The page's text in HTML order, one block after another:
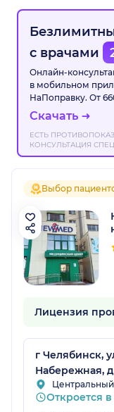
с врачами
Онлайн-
в мобильном
НаПоправку. От
Скачать
ЕСТЬ
КОНСУЛЬТАЦИЯ
Выбор
Лицензия
г Челябинск,
Набережная,
Откроется в